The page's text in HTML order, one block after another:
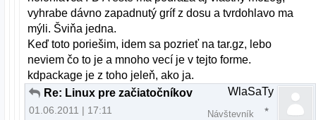
vyhrabe dávno zapadnutý gríf z dosu a tvrdohlavo ma
mýli. Šviňa jedna.
Keď toto poriešim, idem sa pozrieť na tar.gz, lebo
neviem čo to je a mnoho vecí je v tejto forme.
kdpackage je z toho jeleň, ako ja.
Re: Linux pre začiatočníkov
01.06.2011 | 17:11
WlaSaTy
Návštevník